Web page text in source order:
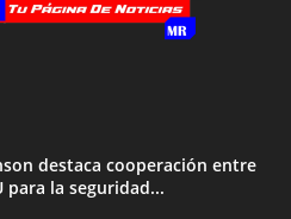
destaca cooperación entre
para la seguridad...